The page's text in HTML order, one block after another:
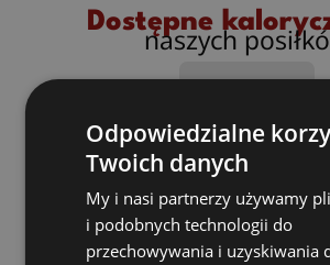
Dostępne
naszych
2000 kcal
2500 kcal
2700 kcal
3000 kcal
3500 kcal
Odpowiedzialne
Twoich danych
My i nasi partnerzy używamy
i podobnych technologii do
przechowywania i uzyskiwania